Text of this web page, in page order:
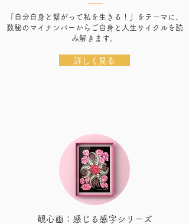
「自分自身と繋がって私を生きる！」をテーマに、
数秘のマイナンバーからご自身と人生サイクルを読
み解きます。
詳しく見る
観心画：感じる感字シリーズ